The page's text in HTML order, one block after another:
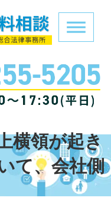
横領が起き
て、会社側